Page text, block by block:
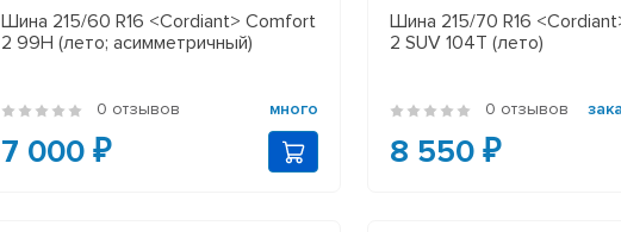
Шина 215/60 R16 <Cordiant> Comfort
2 99H (лето; асимметричный)
0 отзывов много
7 000 ₽
Шина 215/70 R16
2 SUV 104T (лето)
0 отзывов
8 550 ₽